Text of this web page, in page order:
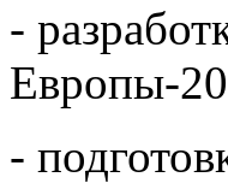
-
Европы-
-